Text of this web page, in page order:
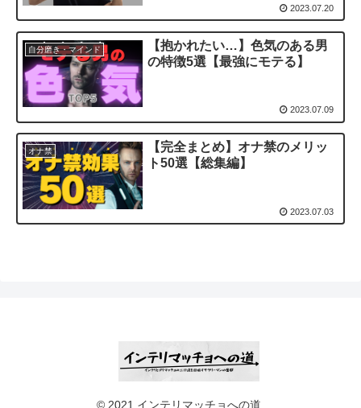
2023.07.20
自分磨き・マインド
【抱かれたい…】色気のある男
の特徴5選【最強にモテる】
2023.07.09
オナ禁
【完全まとめ】オナ禁のメリッ
ト50選【総集編】
2023.07.03
© 2021 インテリマッチョへの道.